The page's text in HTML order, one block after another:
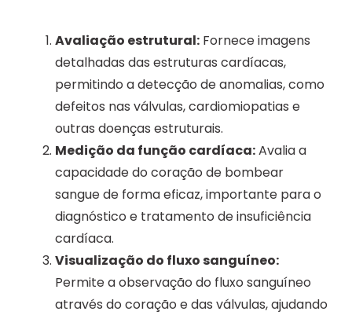
Avaliação estrutural:Fornece imagens
detalhadas das estruturas cardíacas,
permitindo a detecção de anomalias, como
defeitos nas válvulas, cardiomiopatias e
outras doenças estruturais.
Medição da função cardíaca:Avalia a
capacidade do coração de bombear
sangue de forma eficaz, importante para o
diagnóstico e tratamento de insuficiência
cardíaca.
Visualização do fluxo sanguíneo:
Permite a observação do fluxo sanguíneo
através do coração e das válvulas, ajudando